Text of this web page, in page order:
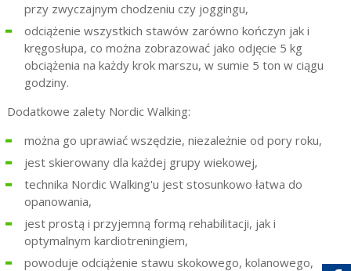
przy zwyczajnym chodzeniu czy joggingu,
odciążenie wszystkich stawów zarówno kończyn jak i
kręgosłupa, co można zobrazować jako odjęcie 5 kg
obciążenia na każdy krok marszu, w sumie 5 ton w ciągu
godziny.
Dodatkowe zalety Nordic Walking:
można go uprawiać wszędzie, niezależnie od pory roku,
jest skierowany dla każdej grupy wiekowej,
technika Nordic Walking'u jest stosunkowo łatwa do
opanowania,
jest prostą i przyjemną formą rehabilitacji, jak i
optymalnym kardiotreningiem,
powoduje odciążenie stawu skokowego, kolanowego,